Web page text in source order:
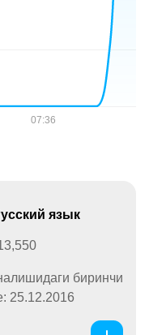
язык
биринчи
25.12.2016